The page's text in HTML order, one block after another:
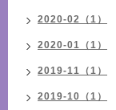
2020-02（1）
2020-01（1）
2019-11（1）
2019-10（1）